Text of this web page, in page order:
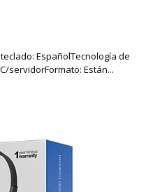
EspañolTecnología de
servidorFormato: Están...